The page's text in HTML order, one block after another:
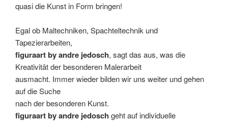
quasi die Kunst in Form bringen!
Egal ob Maltechniken, Spachteltechnik und
Tapezierarbeiten,
figuraartby andre jedosch, sagt das aus, was die
Kreativität der besonderen Malerarbeit
ausmacht. Immer wieder bilden wir uns weiter und gehen
auf die Suche
nach der besonderen Kunst.
figuraart by andre jedosch geht auf individuelle